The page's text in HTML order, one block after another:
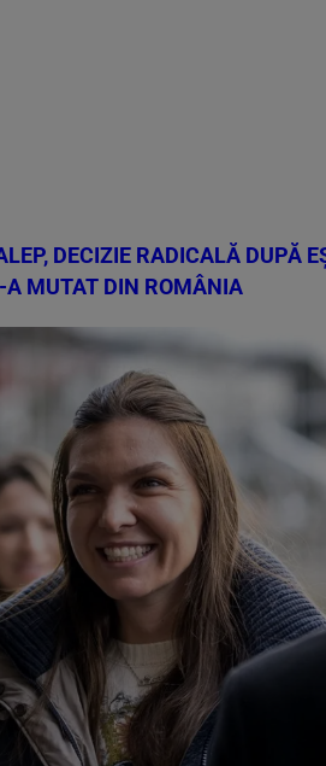
DECIZIE RADICALĂ DUPĂ
A MUTAT DIN ROMÂNIA